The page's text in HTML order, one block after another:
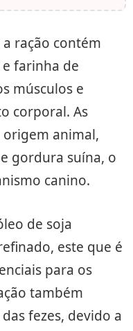
a ração contém
farinha de
músculos e
corporal. As
origem animal,
gordura suína, o
canino.
de soja
este que é
para os
também
fezes, devido a